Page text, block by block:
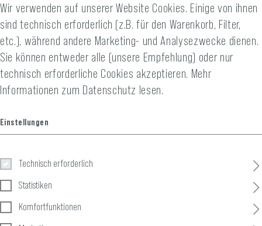
Wir verwenden auf unserer Website Cookies. Einige von ihnen
sind technisch erforderlich (z.B. für den Warenkorb, Filter,
etc.), während andere Marketing- und Analysezwecke dienen.
Sie können entweder alle (unsere Empfehlung) oder nur
technisch erforderliche Cookies akzeptieren. Mehr
Informationen zum Datenschutz lesen.
Einstellungen
Technisch erforderlich
Statistiken
Komfortfunktionen